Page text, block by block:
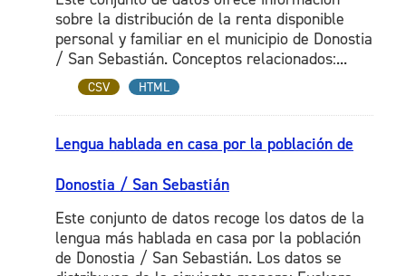
sobre la distribución de la renta disponible
personal y familiar en el municipio de Donostia
/ San Sebastián. Conceptos relacionados:...
CSV HTML
Lengua hablada en casa por la población de
Donostia / San Sebastián
Este conjunto de datos recoge los datos de la
lengua más hablada en casa por la población
de Donostia / San Sebastián. Los datos se